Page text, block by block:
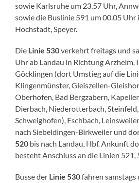
sowie Karlsruhe um 23.57 Uhr,
sowie die Buslinie 591 um 00.05 Uhr
Hochstadt, Speyer.
Die Linie 530verkehrt freitags und
Uhr ab Landau in Richtung Arzheim,
Göcklingen (dort Umstieg auf die
Klingenmünster, Gleiszellen-
Oberhofen, Bad Bergzabern,
Dierbach, Niederotterbach,
Schweighofen), Eschbach,
nach Siebeldingen-Birkweiler und
520 bis nach Landau, Hbf. Ankunft
besteht Anschluss an die Linien 521,
Busse der Linie 530fahren samstags